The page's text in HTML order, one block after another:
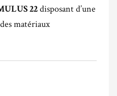
22 disposant d’une
matériaux